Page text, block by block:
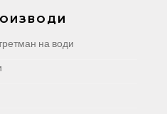
на води